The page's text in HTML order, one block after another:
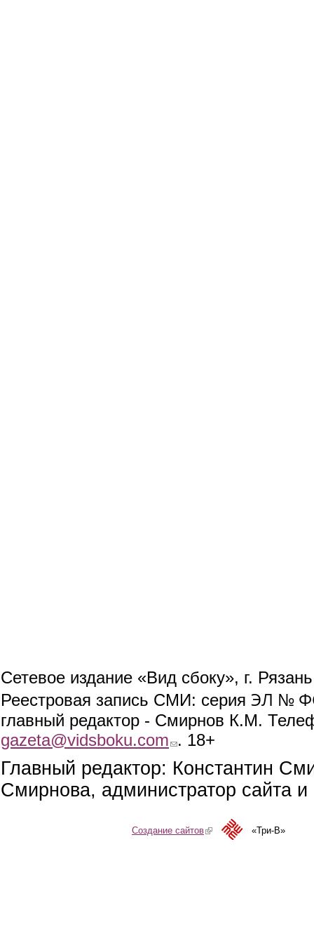
Сетевое издание «Вид сбоку», г.
Реестровая запись СМИ: серия ЭЛ №
главный редактор - Смирнов К.М.
gazeta@vidsboku.com (link sends e-mail)
. 18+
Главный редактор: Константин
Смирнова, администратор сайта
Создание сайтов(link is external)«Три-В»